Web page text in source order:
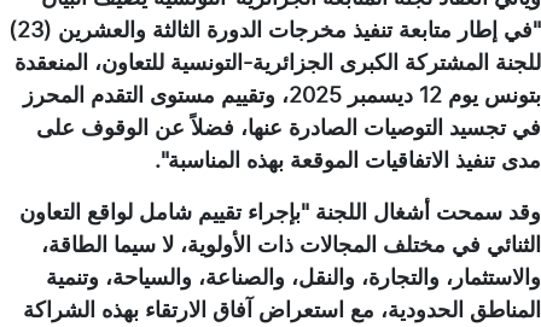
"في إطار متابعة تنفيذ مخرجات الدورة الثالثة والعشرين (23)
للجنة المشتركة الكبرى الجزائرية-التونسية للتعاون، المنعقدة
بتونس يوم 12 ديسمبر 2025، وتقييم مستوى التقدم المحرز
في تجسيد التوصيات الصادرة عنها، فضلاً عن الوقوف على
مدى تنفيذ الاتفاقيات الموقعة بهذه المناسبة".
وقد سمحت أشغال اللجنة "بإجراء تقييم شامل لواقع التعاون
الثنائي في مختلف المجالات ذات الأولوية، لا سيما الطاقة،
والاستثمار، والتجارة، والنقل، والصناعة، والسياحة، وتنمية
المناطق الحدودية، مع استعراض آفاق الارتقاء بهذه الشراكة